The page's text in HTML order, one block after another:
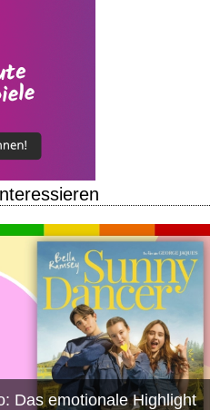
Das emotionale Highlight